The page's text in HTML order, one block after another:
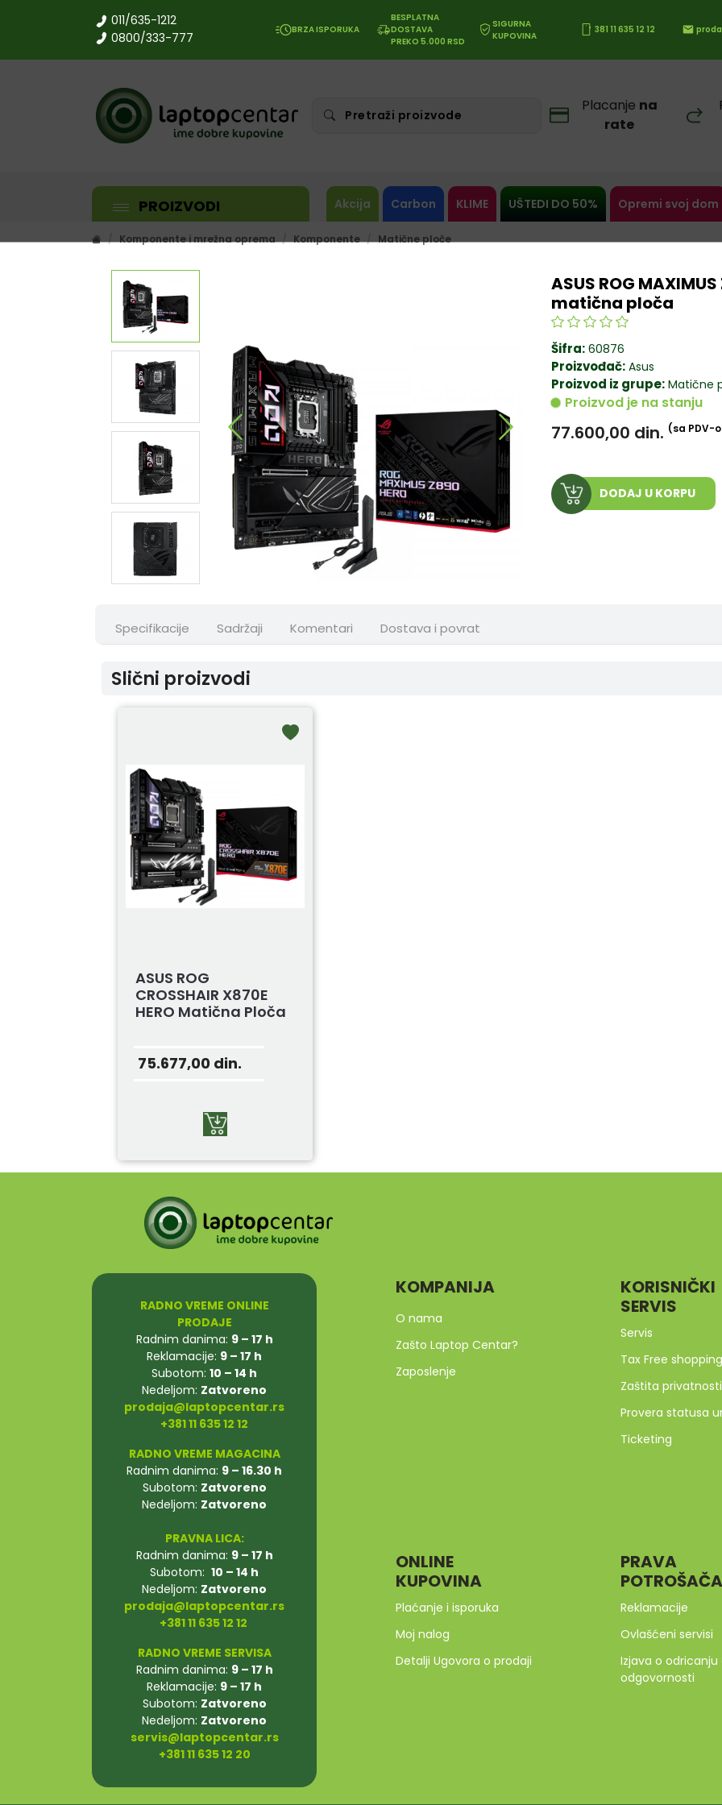
011/635-1212
0800/333-777
BRZA ISPORUKA
BESPLATNA
DOSTAVA
PREKO 5.000 RSD
SIGURNA
KUPOVINA
381 11 635 12 12
Placanje na
rate
PROIZVODI Akcija Carbon KLIME UŠTEDI DO 50% Opremi svoj dom
Komponente i mrežna oprema Komponente Matične ploče
ASUS ROG MAXIMUS
matična ploča
Šifra: 60876
Proizvođač: Asus
Proizvod iz grupe: Matične
Proizvod je na stanju
77.600,00 din. (sa PDV-
DODAJ U KORPU
Specifikacije Sadržaji Komentari Dostava i povrat
Slični proizvodi
ASUS ROG
CROSSHAIR X870E
HERO Matična Ploča
75.677,00 din.
RADNO VREME ONLINE
PRODAJE
Radnim danima: 9 – 17 h
Reklamacije: 9 – 17 h
Subotom: 10 – 14 h
Nedeljom: Zatvoreno
prodaja@laptopcentar.rs
+381 11 635 12 12
RADNO VREME MAGACINA
Radnim danima: 9 – 16.30 h
Subotom: Zatvoreno
Nedeljom: Zatvoreno
PRAVNA LICA:
Radnim danima: 9 – 17 h
Subotom: 10 – 14 h
Nedeljom: Zatvoreno
prodaja@laptopcentar.rs
+381 11 635 12 12
RADNO VREME SERVISA
Radnim danima: 9 – 17 h
Reklamacije: 9 – 17 h
Subotom: Zatvoreno
Nedeljom: Zatvoreno
servis@laptopcentar.rs
+381 11 635 12 20
KOMPANIJA
O nama
Zašto Laptop Centar?
Zaposlenje
KORISNIČKI
SERVIS
Servis
Tax Free shopping
Zaštita privatnosti
Provera statusa
Ticketing
ONLINE
KUPOVINA
Plaćanje i isporuka
Moj nalog
Detalji Ugovora o prodaji
PRAVA
POTROŠAČA
Reklamacije
Ovlašćeni servisi
Izjava o odricanju
odgovornosti